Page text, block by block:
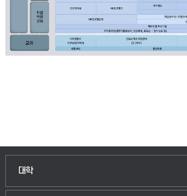
대학
인문융합공공인재학부